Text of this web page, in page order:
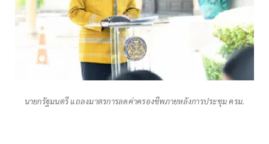
นายกรัฐมนตรี แถลงมาตรการลดค่าครองชีพภายหลังการประชุม ครม.